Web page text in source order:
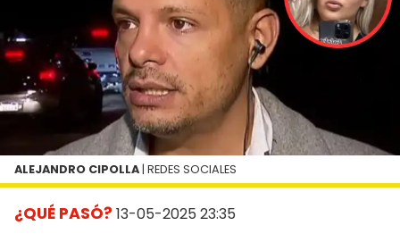
¿QUÉ PASÓ? 13-05-2025 23:35
ALEJANDRO CIPOLLA | REDES SOCIALES